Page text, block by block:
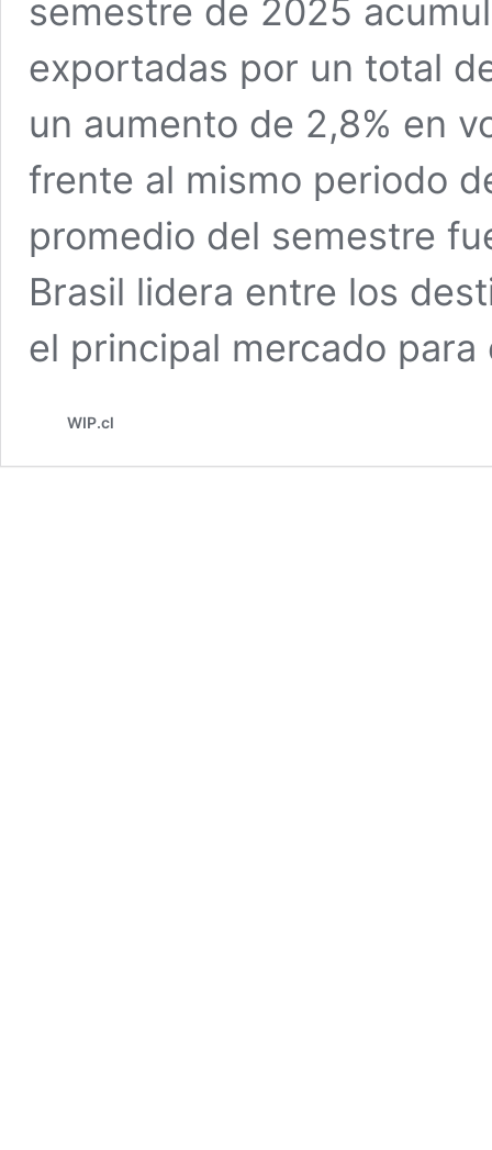
semestre de 2025
exportadas por un total
un aumento de 2,8% en
frente al mismo periodo
promedio del semestre
Brasil lidera entre los
el principal mercado
WIP.cl